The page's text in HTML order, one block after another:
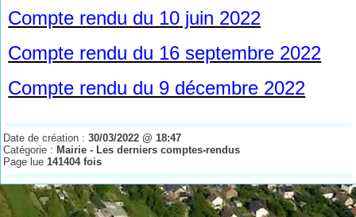
Compte rendu du 10 juin 2022
Compte rendu du 16 septembre 2022
Compte rendu du 9 décembre 2022
Date de création :30/03/2022 @ 18:47
Catégorie : Mairie - Les derniers comptes-rendus
Page lue141404 fois